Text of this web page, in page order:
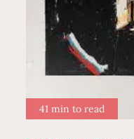
41 min to read